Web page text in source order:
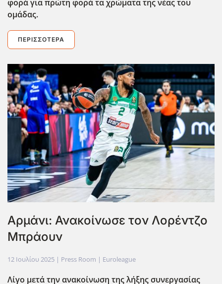
φορ΄α για πρώτη φορά τα χρώματα της νέας του
ομάδας.
ΠΕΡΙΣΣΌΤΕΡΑ
Αρμάνι: Ανακοίνωσε τον Λορέντζο
Μπράουν
12 Ιουλίου 2025 | Press Room | Euroleague
Λίγο μετά την ανακοίνωση της λήξης συνεργασίας